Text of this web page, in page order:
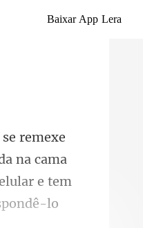
Baixar App Lera
na cama